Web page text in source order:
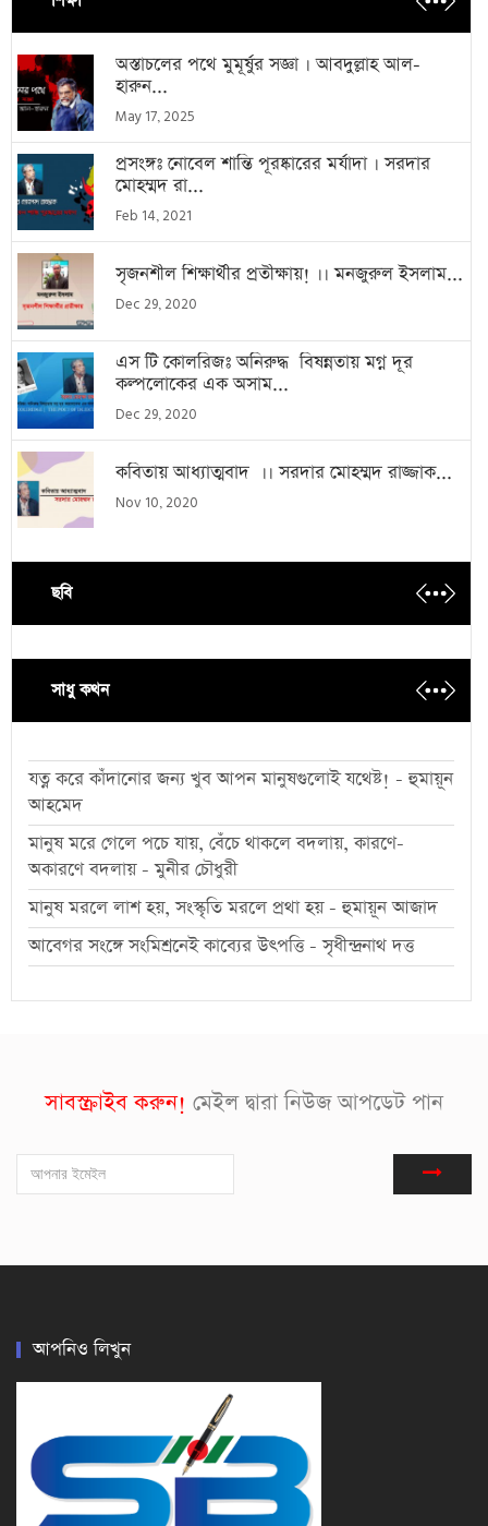
অস্তাচলের পথে মুমূর্ষুর সজ্ঞা । আবদুল্লাহ আল-
হারুন...
May 17, 2025
প্রসংঙ্গঃ নোবেল শান্তি পূরষ্কারের মর্যাদা । সরদার
মোহম্মদ রা...
Feb 14, 2021
সৃজনশীল শিক্ষার্থীর প্রতীক্ষায়! ।। মনজুরুল ইসলাম...
Dec 29, 2020
এস টি কোলরিজঃ অনিরুদ্ধ বিষন্নতায় মগ্ন দূর
কল্পলোকের এক অসাম...
Dec 29, 2020
কবিতায় আধ্যাত্মবাদ ।। সরদার মোহম্মদ রাজ্জাক...
Nov 10, 2020
ছবি
সাধু কথন
যত্ন করে কাঁদানোর জন্য খুব আপন মানুষগুলোই যথেষ্ট! - হুমায়ূন
আহমেদ
মানুষ মরে গেলে পচে যায়, বেঁচে থাকলে বদলায়, কারণে-
অকারণে বদলায় - মুনীর চৌধুরী
মানুষ মরলে লাশ হয়, সংস্কৃতি মরলে প্রথা হয় - হুমায়ূন আজাদ
আবেগর সংঙ্গে সংমিশ্রনেই কাব্যের উৎপত্তি - সৃধীন্দ্রনাথ দত্ত
সাবস্ক্রাইব করুন! মেইল দ্বারা নিউজ আপডেট পান
আপনিও লিখুন